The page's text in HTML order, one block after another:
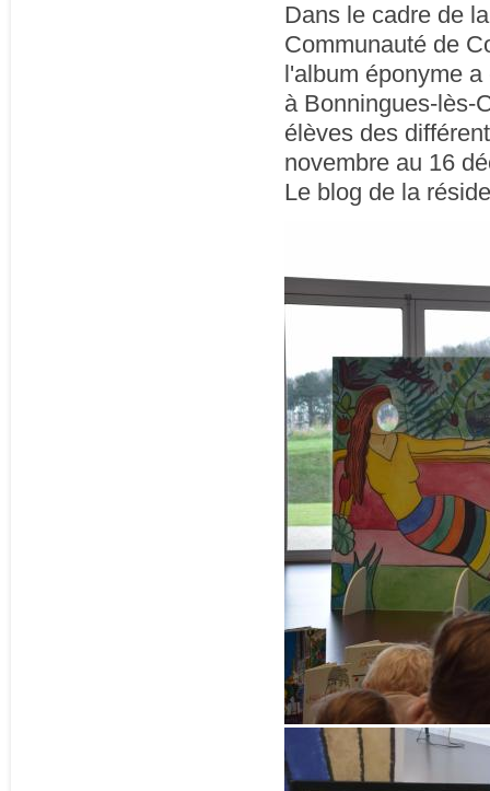
Dans le cadre de
Communauté de
l'album éponyme
à Bonningues-lès-
élèves des
novembre au 16
Le blog de la